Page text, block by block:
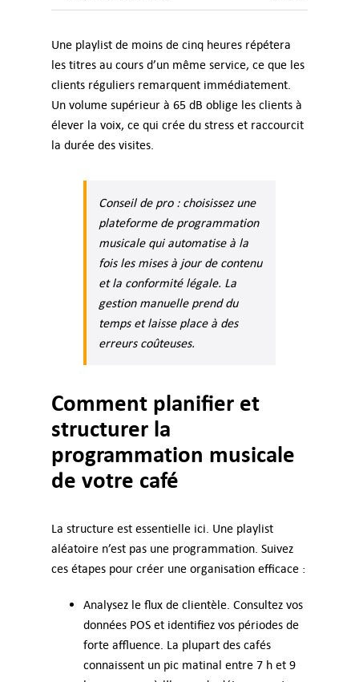
Une playlist de moins de cinq heures répétera
les titres au cours d’un même service, ce que les
clients réguliers remarquent immédiatement.
Un volume supérieur à 65 dB oblige les clients à
élever la voix, ce qui crée du stress et raccourcit
la durée des visites.
Conseil de pro : choisissez une
plateforme de programmation
musicale qui automatise à la
fois les mises à jour de contenu
et la conformité légale. La
gestion manuelle prend du
temps et laisse place à des
erreurs coûteuses.
Comment planifier et
structurer la
programmation musicale
de votre café
La structure est essentielle ici. Une playlist
aléatoire n’est pas une programmation. Suivez
ces étapes pour créer une organisation efficace :
Analysez le flux de clientèle. Consultez vos
données POS et identifiez vos périodes de
forte affluence. La plupart des cafés
connaissent un pic matinal entre 7 h et 9